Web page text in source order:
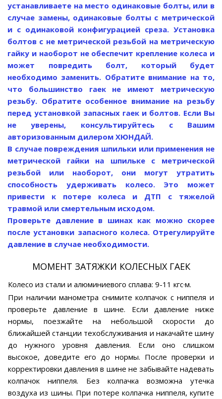
устанавливаете на место одинаковые болты, или в
случае замены, одинаковые болты с метрической
и с одинаковой конфигурацией среза. Установка
болтов с не метрической резьбой на метрическую
гайку и наоборот не обеспечит крепление колеса и
может повредить болт, который будет
необходимо заменить. Обратите внимание на то,
что большинство гаек не имеют метрическую
резьбу. Обратите особенное внимание на резьбу
перед установкой запасных гаек и болтов. Если Вы
не уверены, консультируйтесь с Вашим
авторизованным дилером ХЮНДАЙ.
В случае повреждения шпильки или применения не
метрической гайки на шпильке с метрической
резьбой или наоборот, они могут утратить
способность удерживать колесо. Это может
привести к потере колеса и ДТП с тяжелой
травмой или смертельным исходом.
Проверьте давление в шинах как можно скорее
после установки запасного колеса. Отрегулируйте
давление в случае необходимости.
МОМЕНТ ЗАТЯЖКИ КОЛЕСНЫХ ГАЕК
Колесо из стали и алюминиевого сплава: 9-11 кгс·м.
При наличии манометра снимите колпачок с ниппеля и
проверьте давление в шине. Если давление ниже
нормы, поезжайте на небольшой скорости до
ближайшей станции техобслуживания и накачайте шину
до нужного уровня давления. Если оно слишком
высокое, доведите его до нормы. После проверки и
корректировки давления в шине не забывайте надевать
колпачок ниппеля. Без колпачка возможна утечка
воздуха из шины. При потере колпачка ниппеля, купите